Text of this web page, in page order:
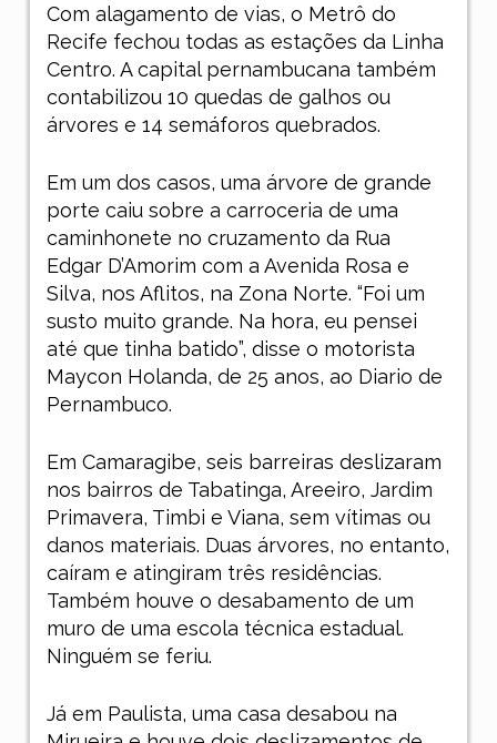
Com alagamento de vias, o Metrô do
Recife fechou todas as estações da Linha
Centro. A capital pernambucana também
contabilizou 10 quedas de galhos ou
árvores e 14 semáforos quebrados.
Em um dos casos, uma árvore de grande
porte caiu sobre a carroceria de uma
caminhonete no cruzamento da Rua
Edgar D’Amorim com a Avenida Rosa e
Silva, nos Aflitos, na Zona Norte. “Foi um
susto muito grande. Na hora, eu pensei
até que tinha batido”, disse o motorista
Maycon Holanda, de 25 anos, ao Diario de
Pernambuco.
Em Camaragibe, seis barreiras deslizaram
nos bairros de Tabatinga, Areeiro, Jardim
Primavera, Timbi e Viana, sem vítimas ou
danos materiais. Duas árvores, no entanto,
caíram e atingiram três residências.
Também houve o desabamento de um
muro de uma escola técnica estadual.
Ninguém se feriu.
Já em Paulista, uma casa desabou na